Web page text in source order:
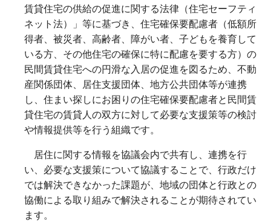
賃貸住宅の供給の促進に関する法律（住宅セーフティ
ネット法）」等に基づき、住宅確保要配慮者（低額所
得者、被災者、高齢者、障がい者、子どもを養育して
いる方、その他住宅の確保に特に配慮を要する方）の
民間賃貸住宅への円滑な入居の促進を図るため、不動
産関係団体、居住支援団体、地方公共団体等が連携
し、住まい探しにお困りの住宅確保要配慮者と民間賃
貸住宅の賃貸人の双方に対して必要な支援策等の検討
や情報提供等を行う組織です。
居住に関する情報を協議会内で共有し、連携を行
い、必要な支援策について協議することで、行政だけ
では解決できなかった課題が、地域の団体と行政との
協働による取り組みで解決されることが期待されてい
ます。